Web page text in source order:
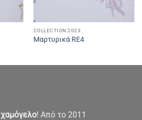
COLLECTION 2023
Μαρτυρικά RE4
χαμόγελο! Από το 2011